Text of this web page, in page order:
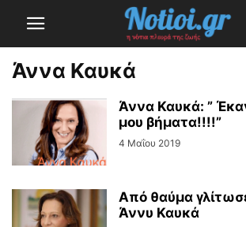
Άννα Καυκά
Άννα Καυκά: ”
μου βήματα!!!!”
4 Μαΐου 2019
Από θαύμα
Άννυ Καυκά